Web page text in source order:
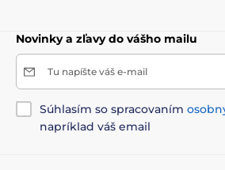
Novinky a zľavy do vášho mailu
Tu napíšte váš e-mail
Súhlasím so spracovaním
napríklad váš email